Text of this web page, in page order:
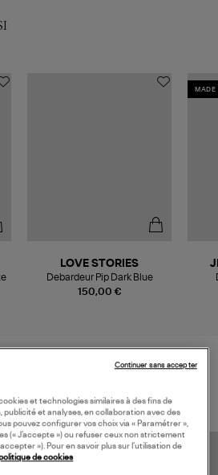
150,00 €
LOVE STORIES
Debardeur Pip Dark Blue
MADE
et technologies similaires à des fins de
publicité et analyses, en collaboration avec des
pouvez configurer vos choix via « Paramétrer »,
(« J’accepte ») ou refuser ceux non strictement
»). Pour en savoir plus sur l’utilisation de
de cookies
Continuer sans accepter